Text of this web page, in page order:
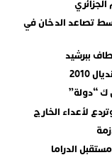
تصاعد الدخان في
ببرشيد
“دولة”
لأعداء الخارج
الدراما